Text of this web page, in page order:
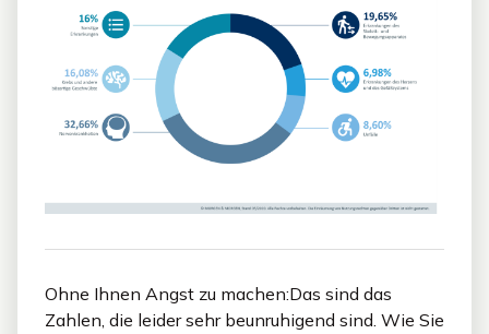
Ohne Ihnen Angst zu machen:Das sind das
Zahlen, die leider sehr beunruhigend sind. Wie Sie